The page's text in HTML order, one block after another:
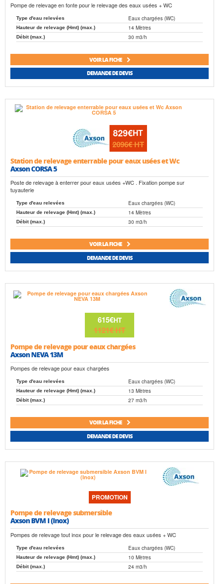
Pompe de relevage en fonte pour le relevage des eaux usées + WC
Type d'eau relevées Eaux chargées (WC)
Hauteur de relevage (Hmt) (max.) 14 Mètres
Débit (max.) 30 m3/h
VOIR LA FICHE
DEMANDE DE DEVIS
829€HT
2096€HT
Station de relevage enterrable pour eaux usées et Wc
Axson CORSA 5
Poste de relevage à enterrer pour eaux usées +WC . Fixation pompe sur
tuyauterie
Type d'eau relevées Eaux chargées (WC)
Hauteur de relevage (Hmt) (max.) 14 Mètres
Débit (max.) 30 m3/h
VOIR LA FICHE
DEMANDE DE DEVIS
615€HT
1121€HT
Pompe de relevage pour eaux chargées
Axson NEVA 13M
Pompes de relevage pour eaux chargées
Type d'eau relevées Eaux chargées (WC)
Hauteur de relevage (Hmt) (max.) 13 Mètres
Débit (max.) 27 m3/h
VOIR LA FICHE
DEMANDE DE DEVIS
PROMOTION
Pompe de relevage submersible
Axson BVM I (Inox)
Pompes de relevage tout inox pour le relevage des eaux usées + WC
Type d'eau relevées Eaux chargées (WC)
Hauteur de relevage (Hmt) (max.) 10 Mètres
Débit (max.) 24 m3/h